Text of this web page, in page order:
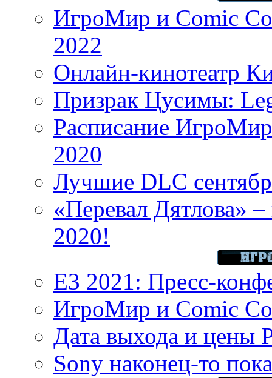
ИгроМир и Comic
2022
Онлайн-кинотеатр
Призрак Цусимы:
Расписание
2020
Лучшие DLC
«Перевал Дятлова»
2020!
E3 2021: Пресс-
ИгроМир и Comic
Дата выхода и цены
Sony наконец-то